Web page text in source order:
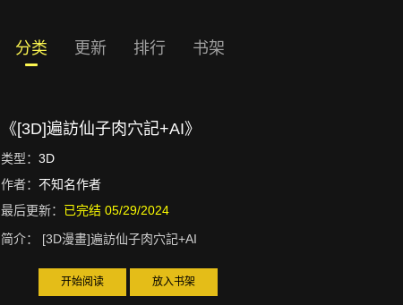
分类 更新 排行 书架
《[3D]遍訪仙子肉穴記+AI》
类型： 3D
作者： 不知名作者
最后更新： 已完结 05/29/2024
简介：
[3D漫畫]遍訪仙子肉穴記+AI
开始阅读 放入书架